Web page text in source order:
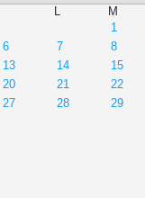
L
M
1
6
7 8
13
14 15
20
21 22
27
28 29